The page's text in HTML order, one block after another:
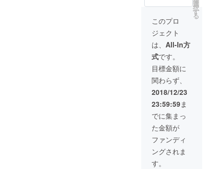
を使っ
めの草
木染
め・国
内産シ
ルク
100％の
ハンカ
チで
す。 ※
色を
アー
ティス
ト
MahoS
honoが
担当、
エシカ
ル
いた絵
トカー
ドにな
りまし
た。 こ
の
MIRAC
LEとい
うシ
リーズ
は、"奇
跡"を
テーマ
にして
いま
す。 ✴︎
上記の
画像は
イメー
シルク)
クスを
作りま
そのデ
トック
ス効果
はシル
クを超
言われ
ていま
サイズ
を必ず
せくだ
存がで
う、漂
白剤不
使用・
コット
ン１０
０%の
ものを
使用。
用する
ことが
可能で
す。 ✴︎
サイ
ン・ナ
ンバリ
きなナ
(88/100
、1/100
など)を
選ぶこ
とがで
きま
す。 ＿
＿ 『イ
記憶』
作品
テー
マ：世
界は想
像より
壮大で
ただき
・”幸福
の世界
樹”から
の幸福
のおす
そわ
け。 ・
世界樹
の葉を
使った
シルク
100％の
ハンカ
チで
す。 ・
BLESS
(祝福)を
テーマ
かなか
ライブ
に行け
なかっ
た。 自
分の住
んでい
る地域
に、
トーク
ライブ
を開催
して欲
しい。
自分の
友人や
周り
で、イ
ベント
選
択
す
る
このプロ
ジェクト
は、 All-In方
式です。
目標金額に
関わらず、
2018/12/23
23:59:59ま
でに集まっ
た金額が
ファンディ
ングされま
す。